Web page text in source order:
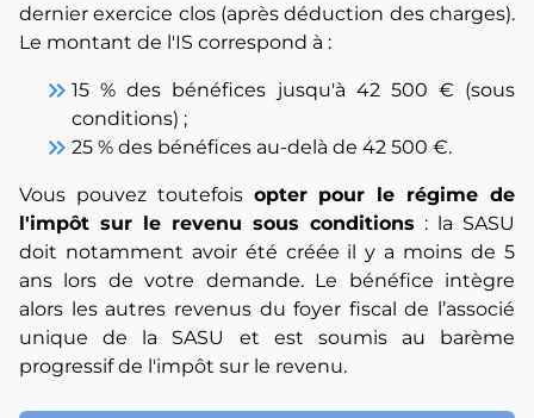
dernier exercice clos (après déduction des charges).
Le montant de l'IS correspond à :
keyboard_double_arrow_right 15 % des bénéfices jusqu'à 42 500 € (sous
conditions) ;
keyboard_double_arrow_right 25 % des bénéfices au-delà de 42 500 €.
Vous pouvez toutefois opter pour le régime de
l'impôt sur le revenu sous conditions : la SASU
doit notamment avoir été créée il y a moins de 5
ans lors de votre demande. Le bénéfice intègre
alors les autres revenus du foyer fiscal de l’associé
unique de la SASU et est soumis au barème
progressif de l'impôt sur le revenu.